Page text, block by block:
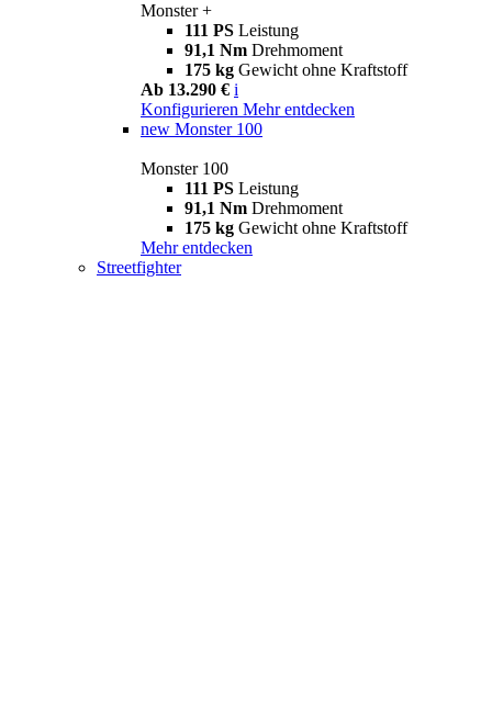
Monster +
111 PS Leistung
91,1 Nm Drehmoment
175 kg Gewicht ohne Kraftstoff
Ab 13.290 € i
Konfigurieren Mehr entdecken
new Monster 100
Monster 100
111 PS Leistung
91,1 Nm Drehmoment
175 kg Gewicht ohne Kraftstoff
Mehr entdecken
Streetfighter